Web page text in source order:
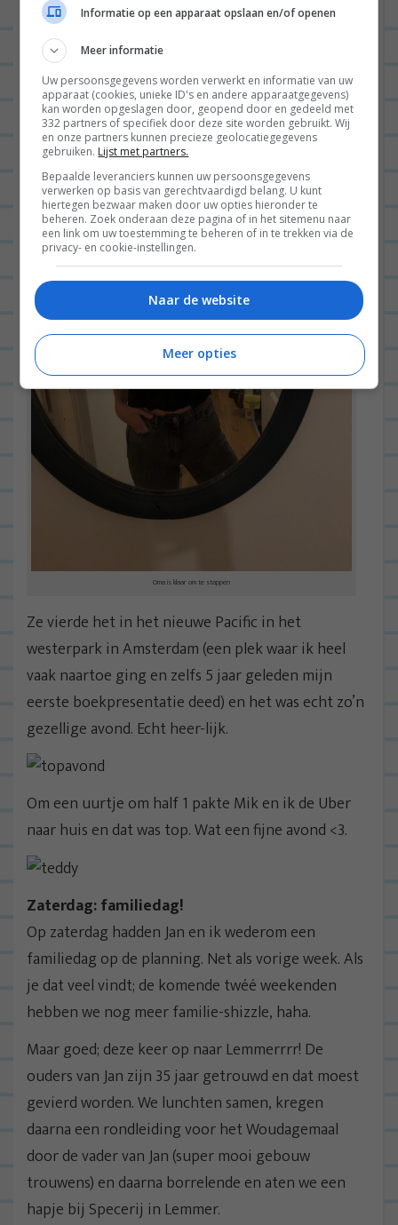
Turkeystick is life
Oma is klaar om te stappen
Ze vierde het in het nieuwe Pacific in het
westerpark in Amsterdam (een plek waar ik heel
vaak naartoe ging en zelfs 5 jaar geleden mijn
eerste boekpresentatie deed) en het was echt zo’n
gezellige avond. Echt heer-lijk.
Om een uurtje om half 1 pakte Mik en ik de Uber
naar huis en dat was top. Wat een fijne avond <3.
Zaterdag: familiedag!
Op zaterdag hadden Jan en ik wederom een
familiedag op de planning. Net als vorige week. Als
je dat veel vindt; de komende twéé weekenden
hebben we nog meer familie-shizzle, haha.
Maar goed; deze keer op naar Lemmerrrr! De
ouders van Jan zijn 35 jaar getrouwd en dat moest
gevierd worden. We lunchten samen, kregen
daarna een rondleiding voor het Woudagemaal
door de vader van Jan (super mooi gebouw
trouwens) en daarna borrelende en aten we een
hapje bij Specerij in Lemmer.
Informatie op een apparaat opslaan en/of openen
Meer informatie
Uw persoonsgegevens worden verwerkt en informatie van uw
apparaat (cookies, unieke ID's en andere apparaatgegevens)
kan worden opgeslagen door, geopend door en gedeeld met
332 partners of specifiek door deze site worden gebruikt. Wij
en onze partners kunnen precieze geolocatiegegevens
gebruiken. Lijst met partners.
Bepaalde leveranciers kunnen uw persoonsgegevens
verwerken op basis van gerechtvaardigd belang. U kunt
hiertegen bezwaar maken door uw opties hieronder te
beheren. Zoek onderaan deze pagina of in het sitemenu naar
een link om uw toestemming te beheren of in te trekken via de
privacy- en cookie-instellingen.
Naar de website
Meer opties